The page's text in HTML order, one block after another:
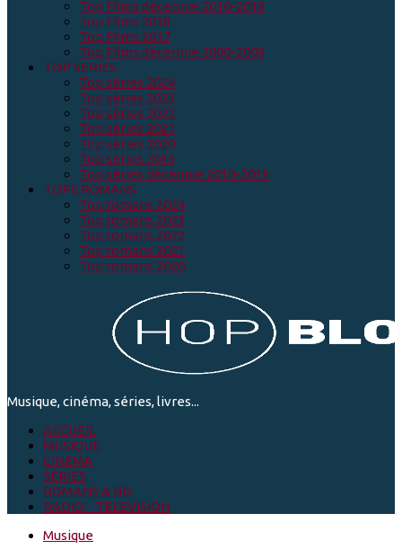
Top Films décennie 2010-2019
Top Films 2018
Top Films 2017
Top Films décennie 2000-2009
TOP SERIES
Top séries 2024
Top séries 2023
Top séries 2022
Top séries 2021
Top séries 2020
Top séries 2019
Top séries décennie 2010-2019
TOPS ROMANS
Top romans 2024
Top romans 2023
Top romans 2022
Top romans 2021
Top romans 2020
Musique, cinéma, séries, livres...
ACCUEIL
MUSIQUE
CINEMA
SÉRIES
ROMANS & BD
RADIO - TELEVISION
Musique